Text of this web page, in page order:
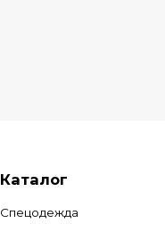
Каталог
Спецодежда